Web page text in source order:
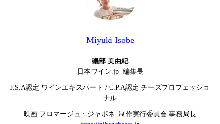
Miyuki Isobe
磯部 美由紀
日本ワイン.jp 編集長
J.S.A認定 ワインエキスパート / C.P.A認定 チーズプロフェッショ
ナル
映画 フロマージュ・ジャポネ 制作実行委員会 事務局長